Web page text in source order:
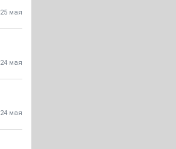
25 мая
24 мая
24 мая